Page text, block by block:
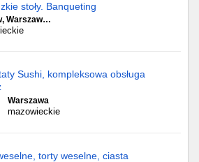
stoły. Banqueting
Warszaw…
Sushi, kompleksowa obsługa
Warszawa
mazowieckie
torty weselne, ciasta